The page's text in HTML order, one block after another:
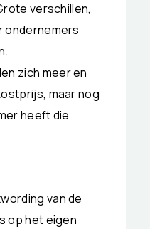
verschillen,
ondernemers
zich meer en
maar nog
heeft die
van de
op het eigen